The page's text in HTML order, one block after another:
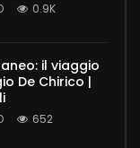
0.9K
il viaggio
De Chirico |
652